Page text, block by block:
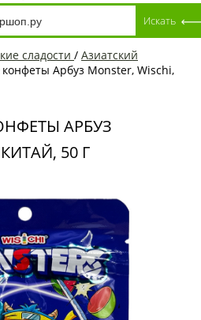
сладости / Азиатский
Арбуз Monster, Wischi,
АРБУЗ
КИТАЙ, 50 Г